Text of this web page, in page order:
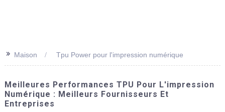
>> Maison Tpu Power pour l'impression numérique
Meilleures Performances TPU Pour L'impression
Numérique : Meilleurs Fournisseurs Et
Entreprises